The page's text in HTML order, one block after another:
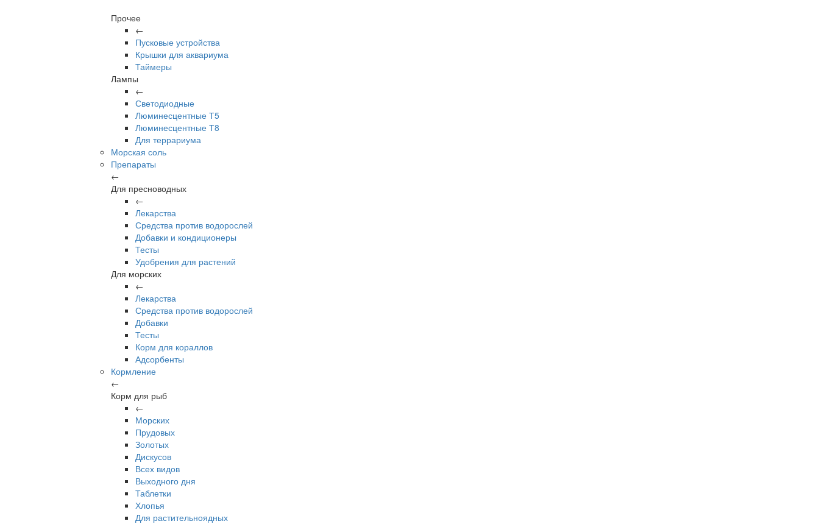
Прочее
←
Пусковые устройства
Крышки для аквариума
Таймеры
Лампы
←
Светодиодные
Люминесцентные Т5
Люминесцентные Т8
Для террариума
Морская соль
Препараты
←
Для пресноводных
←
Лекарства
Средства против водорослей
Добавки и кондиционеры
Тесты
Удобрения для растений
Для морских
←
Лекарства
Средства против водорослей
Добавки
Тесты
Корм для кораллов
Адсорбенты
Кормление
←
Корм для рыб
←
Морских
Прудовых
Золотых
Дискусов
Всех видов
Выходного дня
Таблетки
Хлопья
Для растительноядных